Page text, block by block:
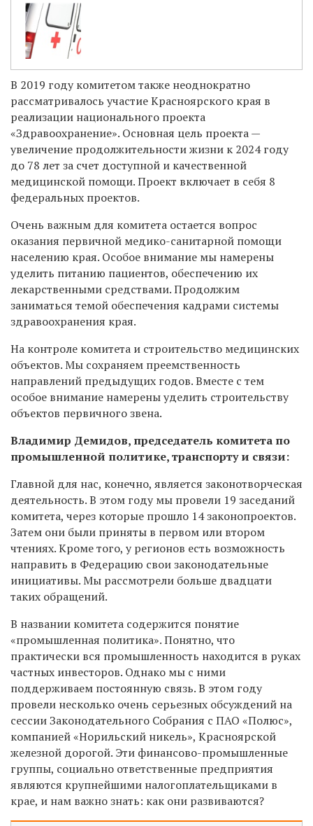
В 2019 году комитетом также неоднократно
рассматривалось участие Красноярского края в
реализации национального проекта
«Здравоохранение». Основная цель проекта —
увеличение продолжительности жизни к 2024 году
до 78 лет за счет доступной и качественной
медицинской помощи. Проект включает в себя 8
федеральных проектов.
Очень важным для комитета остается вопрос
оказания первичной медико-санитарной помощи
населению края. Особое внимание мы намерены
уделить питанию пациентов, обеспечению их
лекарственными средствами. Продолжим
заниматься темой обеспечения кадрами системы
здравоохранения края.
На контроле комитета и строительство медицинских
объектов. Мы сохраняем преемственность
направлений предыдущих годов. Вместе с тем
особое внимание намерены уделить строительству
объектов первичного звена.
Владимир Демидов, председатель комитета по
промышленной политике, транспорту и связи:
Главной для нас, конечно, является законотворческая
деятельность. В этом году мы провели 19 заседаний
комитета, через которые прошло 14 законопроектов.
Затем они были приняты в первом или втором
чтениях. Кроме того, у регионов есть возможность
направить в Федерацию свои законодательные
инициативы. Мы рассмотрели больше двадцати
таких обращений.
В названии комитета содержится понятие
«промышленная политика». Понятно, что
практически вся промышленность находится в руках
частных инвесторов. Однако мы с ними
поддерживаем постоянную связь. В этом году
провели несколько очень серьезных обсуждений на
сессии Законодательного Собрания с ПАО «Полюс»,
компанией «Норильский никель», Красноярской
железной дорогой. Эти финансово-промышленные
группы, социально ответственные предприятия
являются крупнейшими налогоплательщиками в
крае, и нам важно знать: как они развиваются?